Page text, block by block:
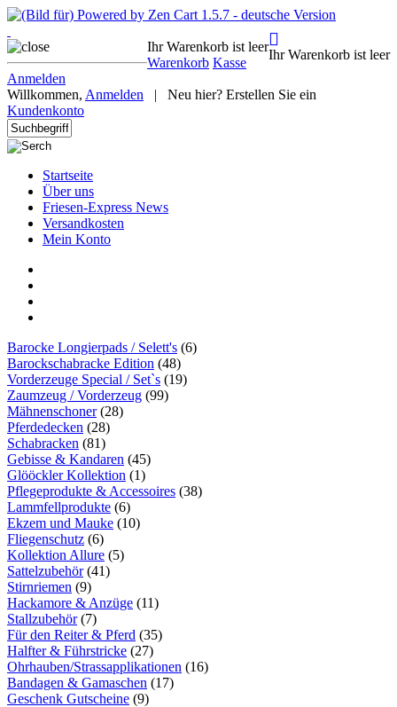
Ihr Warenkorb ist leer
Warenkorb Kasse
Ihr Warenkorb ist leer
Anmelden
Willkommen, Anmelden |
Neu hier? Erstellen Sie ein
Kundenkonto
Startseite
Über uns
Friesen-Express News
Versandkosten
Mein Konto
Barocke Longierpads / Selett's (6)
Barockschabracke Edition (48)
Vorderzeuge Special / Set`s (19)
Zaumzeug / Vorderzeug (99)
Mähnenschoner(28)
Pferdedecken (28)
Schabracken (81)
Gebisse & Kandaren (45)
Glööckler Kollektion (1)
Pflegeprodukte & Accessoires (38)
Lammfellprodukte (6)
Ekzem und Mauke (10)
Fliegenschutz (6)
Kollektion Allure (5)
Sattelzubehör(41)
Stirnriemen (9)
Hackamore & Anzüge (11)
Stallzubehör(7)
Für den Reiter & Pferd (35)
Halfter & Führstricke (27)
Ohrhauben/Strassapplikationen (16)
Bandagen & Gamaschen (17)
Geschenk Gutscheine (9)